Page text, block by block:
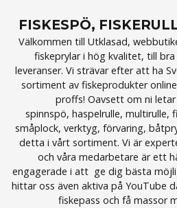
FISKESPÖ,
Välkommen till Utklasad,
fiskeprylar i hög kvalitet, till
leveranser. Vi strävar efter att ha
sortiment av fiskeprodukter
proffs! Oavsett om ni
spinnspö, haspelrulle, multirulle,
småplock, verktyg, förvaring,
detta i vårt sortiment. Vi är
och våra medarbetare är ett
engagerade i att ge dig bästa
hittar oss även aktiva på YouTube
fiskepass och få massor